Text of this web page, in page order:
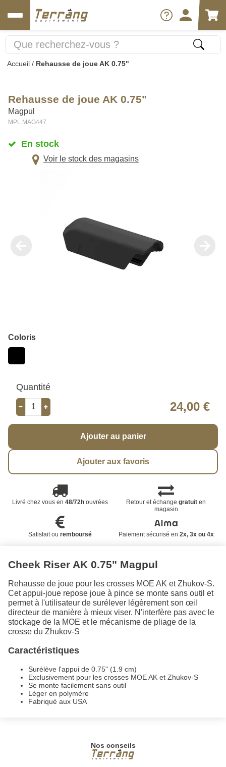
Accueil / Rehausse de joue AK 0.75"
Rehausse de joue AK 0.75"
Magpul
MPL.MAG447
En stock
Voir le stock des magasins
Coloris
Quantité
24,00 €
Ajouter au panier
Ajouter aux favoris
Livré chez vous en 48/72houvrées Retour et échangegratuit en
magasin
Satisfait ou remboursé Paiement sécurisé en 2x, 3x ou 4x
Cheek Riser AK 0.75" Magpul
Rehausse de joue pour les crosses MOE AK et Zhukov-S.
Cet appui-joue repose joue à pince se monte sans outil et
permet à l'utilisateur de surélever légèrement son œil
directeur de manière à mieux viser. N'interfère pas avec le
stockage de la MOE et le mécanisme de pliage de la
crosse du Zhukov-S
Caractéristiques
Surélève l'appui de 0.75" (1.9 cm)
Exclusivement pour les crosses MOE AK et Zhukov-S
Se monte facilement sans outil
Léger en polymère
Fabriqué aux USA
Nos conseils